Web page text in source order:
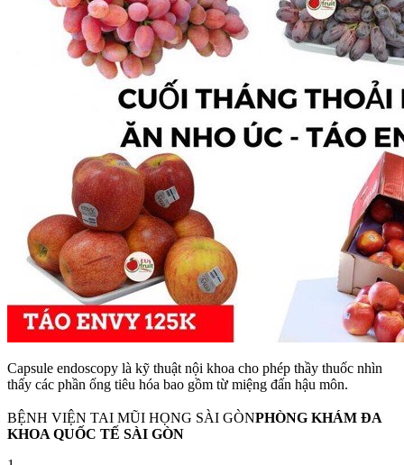
Capsule endoscopy là kỹ thuật nội khoa cho phép thầy thuốc nhìn
thấy các phần ống tiêu hóa bao gồm từ miệng đấn hậu môn.
BỆNH VIỆN TAI MŨI HỌNG SÀI GÒNPHÒNG KHÁM ĐA
KHOA QUỐC TẾ SÀI GÒN